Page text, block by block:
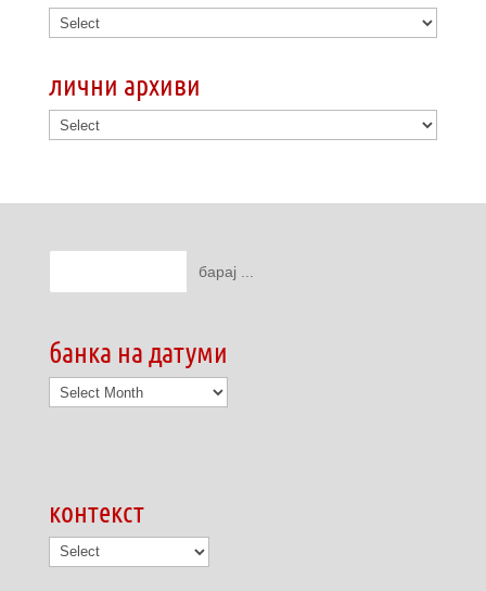
лични архиви
банка на датуми
банка
на
контекст